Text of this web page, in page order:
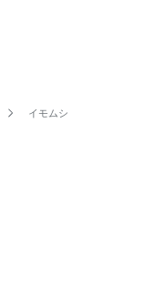
イモムシ